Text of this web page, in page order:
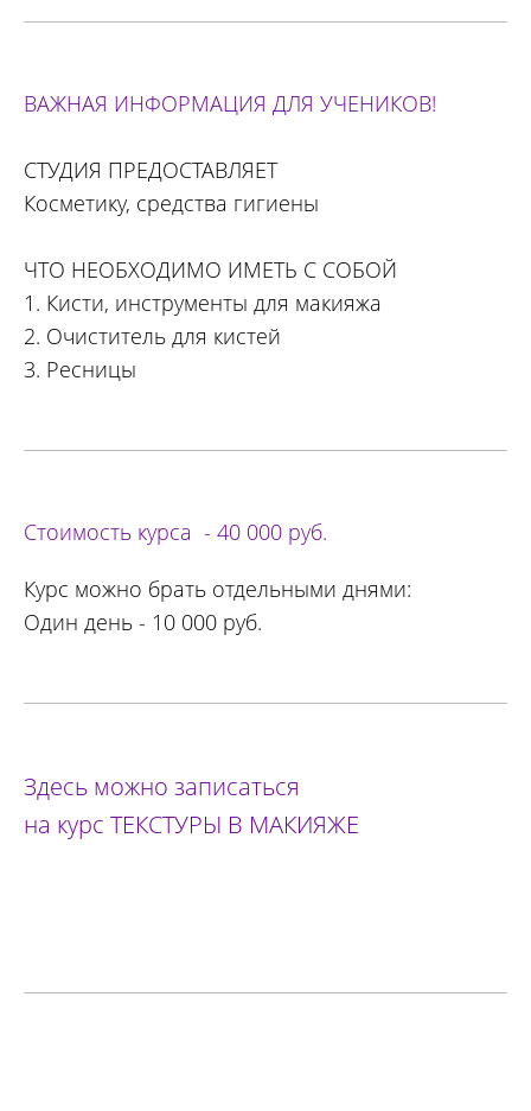
ВАЖНАЯ ИНФОРМАЦИЯ ДЛЯ УЧЕНИКОВ!
СТУДИЯ ПРЕДОСТАВЛЯЕТ
Косметику, средства гигиены
ЧТО НЕОБХОДИМО ИМЕТЬ С СОБОЙ
1. Кисти, инструменты для макияжа
2. Очиститель для кистей
3. Ресницы
Стоимость курса - 40 000 руб.
Курс можно брать отдельными днями:
Один день - 10 000 руб.
Здесь можно записаться
на курс ТЕКСТУРЫ В МАКИЯЖЕ